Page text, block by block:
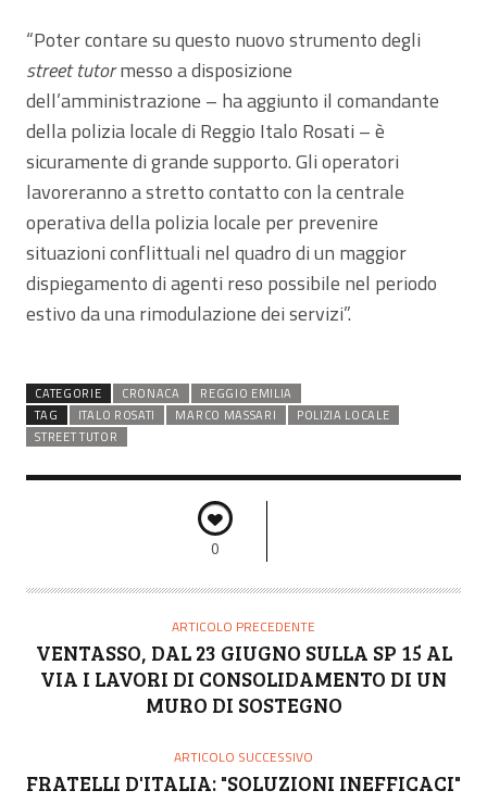
“Poter contare su questo nuovo strumento degli
street tutormesso a disposizione
dell’amministrazione – ha aggiunto il comandante
della polizia locale di Reggio Italo Rosati – è
sicuramente di grande supporto. Gli operatori
lavoreranno a stretto contatto con la centrale
operativa della polizia locale per prevenire
situazioni conflittuali nel quadro di un maggior
dispiegamento di agenti reso possibile nel periodo
estivo da una rimodulazione dei servizi”.
CATEGORIE CRONACA
REGGIO EMILIA
TAG
ITALO ROSATI MARCO MASSARI
POLIZIA LOCALE
STREET TUTOR
0
ARTICOLO PRECEDENTE
VENTASSO, DAL 23 GIUGNO SULLA SP 15 AL
VIA I LAVORI DI CONSOLIDAMENTO DI UN
MURO DI SOSTEGNO
ARTICOLO SUCCESSIVO
FRATELLI D'ITALIA: "SOLUZIONI INEFFICACI"